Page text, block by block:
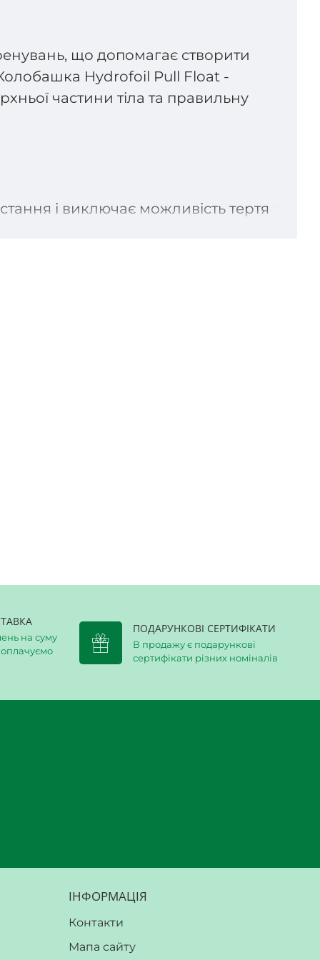
що допомагає створити
Hydrofoil Pull Float -
частини тіла та правильну
і виключає можливість тертя
на суму
ПОДАРУНКОВІ СЕРТИФІКАТИ
В продажу є подарункові
сертифікати різних номіналів
ІНФОРМАЦІЯ
Контакти
Мапа сайту